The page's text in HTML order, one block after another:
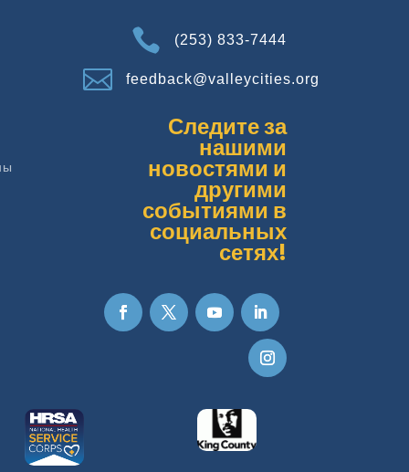
 (253) 833-7444
 feedback@valleycities.org
Следите за
нашими
новостями и
другими
событиями в
социальных
сетях!